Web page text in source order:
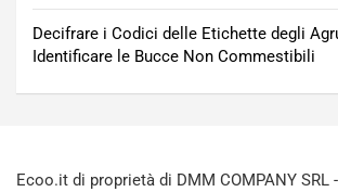
Decifrare i Codici delle Etichette degli
Identificare le Bucce Non Commestibili
Ecoo.it di proprietà di DMM COMPANY